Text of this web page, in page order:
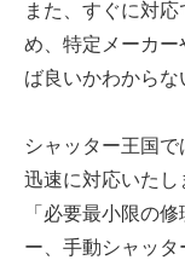
また、すぐに対
め、特定メーカ
ば良いかわからな
シャッター王国
迅速に対応いたし
「必要最小限の
ー、手動シャッ